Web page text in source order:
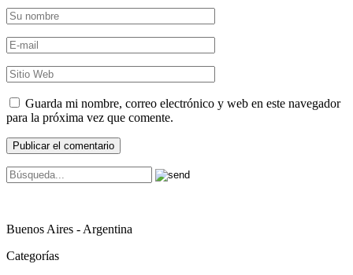
Guarda mi nombre, correo electrónico y web en este navegador
para la próxima vez que comente.
Buenos Aires - Argentina
Categorías